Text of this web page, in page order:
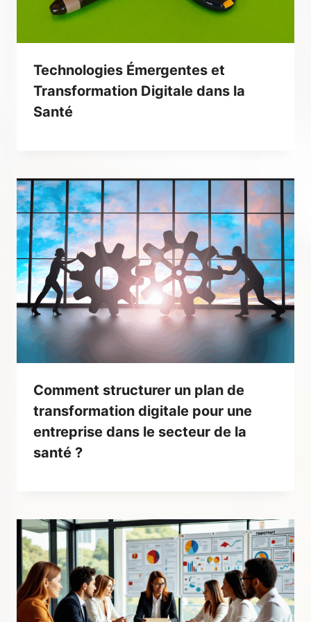
Technologies Émergentes et
Transformation Digitale dans la
Santé
Comment structurer un plan de
transformation digitale pour une
entreprise dans le secteur de la
santé ?